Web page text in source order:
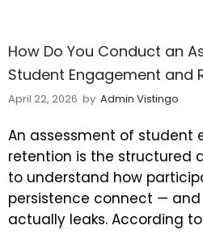
How Do You Conduct an
Student Engagement and
April 22, 2026 by Admin Vistingo
An assessment of student
retention is the structured
to understand how
persistence connect —
actually leaks. According to